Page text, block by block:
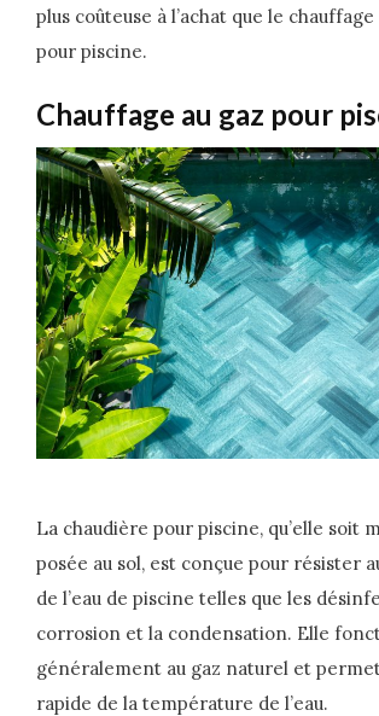
plus coûteuse à l’achat que le
pour piscine.
Chauffage au gaz pour
La chaudière pour piscine, qu’elle soit
posée au sol, est conçue pour résister
de l’eau de piscine telles que les
corrosion et la condensation. Elle
généralement au gaz naturel et
rapide de la température de l’eau.